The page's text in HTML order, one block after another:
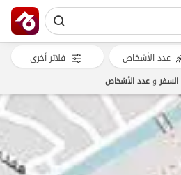
عدد الأشخاص فلاتر أخرى
السفروعدد الأشخاص